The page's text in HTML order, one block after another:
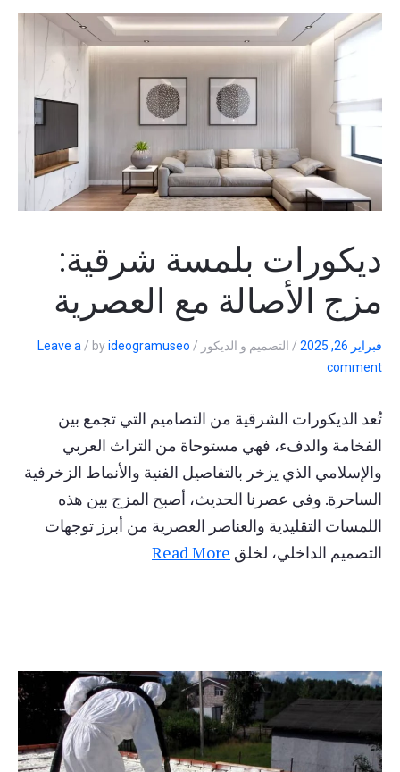
ديكورات بلمسة شرقية:
مزج الأصالة مع العصرية
فبراير 26, 2025 / التصميم و الديكور /
byideogramuseo
/
Leave a
comment
تُعد الديكورات الشرقية من التصاميم التي تجمع بين
الفخامة والدفء، فهي مستوحاة من التراث العربي
والإسلامي الذي يزخر بالتفاصيل الفنية والأنماط الزخرفية
الساحرة. وفي عصرنا الحديث، أصبح المزج بين هذه
اللمسات التقليدية والعناصر العصرية من أبرز توجهات
التصميم الداخلي، لخلق Read More